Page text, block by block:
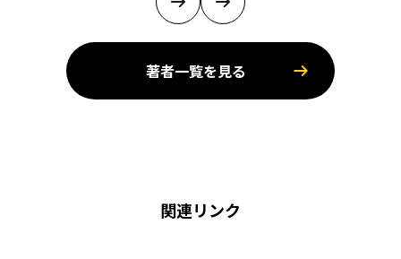
著者一覧を見る
関連リンク